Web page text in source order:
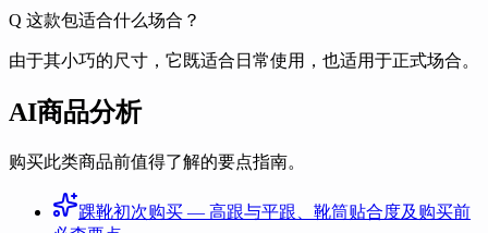
Q 这款包适合什么场合？
由于其小巧的尺寸，它既适合日常使用，也适用于正式场合。
AI商品分析
购买此类商品前值得了解的要点指南。
踝靴初次购买 — 高跟与平跟、靴筒贴合度及购买前